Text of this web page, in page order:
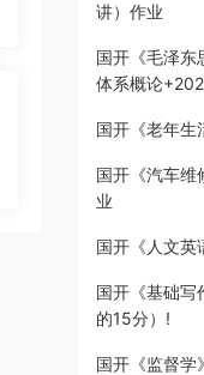
讲）作业
国开《毛泽东
体系概论
国开《老年生
国开《汽车维
业
国开《人文英
国开《基础写
的15分）!
国开《监督学